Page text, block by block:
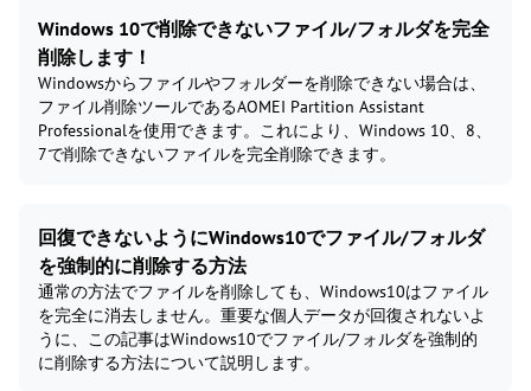
Windows 10で削除できないファイル/フォルダを完全
削除します！
Windowsからファイルやフォルダーを削除できない場合は、
ファイル削除ツールであるAOMEI Partition Assistant
Professionalを使用できます。これにより、Windows 10、8、
7で削除できないファイルを完全削除できます。
回復できないようにWindows10でファイル/フォルダ
を強制的に削除する方法
通常の方法でファイルを削除しても、Windows10はファイル
を完全に消去しません。重要な個人データが回復されないよ
うに、この記事はWindows10でファイル/フォルダを強制的
に削除する方法について説明します。